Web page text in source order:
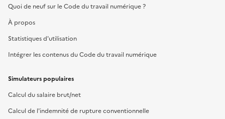
Quoi de neuf sur le Code du travail numérique ?
À propos
Statistiques d'utilisation
Intégrer les contenus du Code du travail numérique
Simulateurs populaires
Calcul du salaire brut/net
Calcul de l'indemnité de rupture conventionnelle